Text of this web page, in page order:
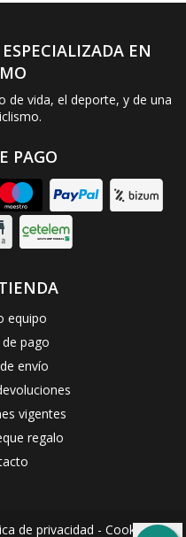
EN
de vida, el deporte, y de una
PAGO
equipo
pago
envío
vigentes
regalo
de privacidad - Cookies-